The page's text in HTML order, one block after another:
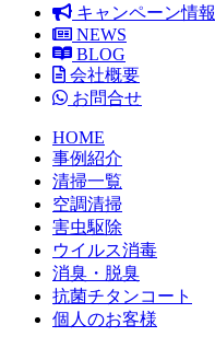
キャンペーン情報
NEWS
BLOG
会社概要
お問合せ
HOME
事例紹介
清掃一覧
空調清掃
害虫駆除
ウイルス消毒
消臭・脱臭
抗菌チタンコート
個人のお客様